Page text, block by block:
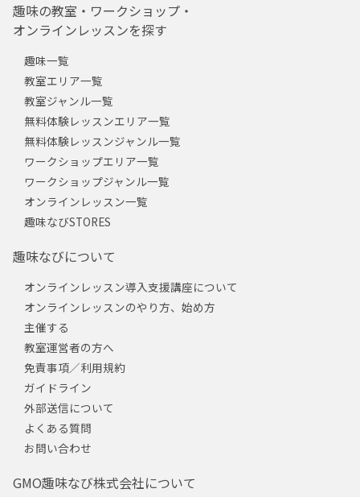
趣味の教室・ワークショップ・
オンラインレッスンを探す
趣味一覧
教室エリア一覧
教室ジャンル一覧
無料体験レッスンエリア一覧
無料体験レッスンジャンル一覧
ワークショップエリア一覧
ワークショップジャンル一覧
オンラインレッスン一覧
趣味なびSTORES
趣味なびについて
オンラインレッスン導入支援講座について
オンラインレッスンのやり方、始め方
主催する
教室運営者の方へ
免責事項／利用規約
ガイドライン
外部送信について
よくある質問
お問い合わせ
GMO趣味なび株式会社について